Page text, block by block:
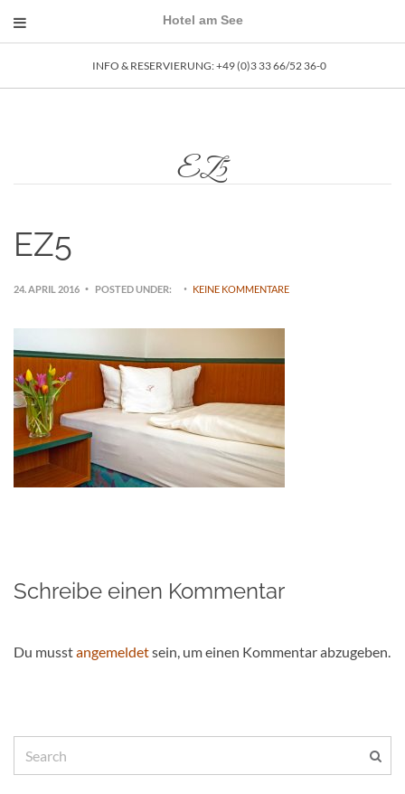
Hotel am See
INFO & RESERVIERUNG: ­+49 (0)3 33 66/52 36-0
EZ5
EZ5
24. APRIL 2016 POSTED UNDER: KEINE KOMMENTARE
Schreibe einen Kommentar
Du musstangemeldetsein, um einen Kommentar abzugeben.